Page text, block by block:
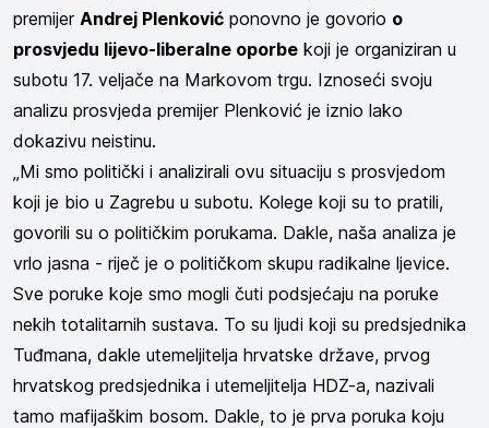
premijer Andrej Plenković ponovno je govorio o
prosvjedu lijevo-liberalne oporbe koji je organiziran u
subotu 17. veljače na Markovom trgu. Iznoseći svoju
analizu prosvjeda premijer Plenković je iznio lako
dokazivu neistinu.
„Mi smo politički i analizirali ovu situaciju s prosvjedom
koji je bio u Zagrebu u subotu. Kolege koji su to pratili,
govorili su o političkim porukama. Dakle, naša analiza je
vrlo jasna - riječ je o političkom skupu radikalne ljevice.
Sve poruke koje smo mogli čuti podsjećaju na poruke
nekih totalitarnih sustava. To su ljudi koji su predsjednika
Tuđmana, dakle utemeljitelja hrvatske države, prvog
hrvatskog predsjednika i utemeljitelja HDZ-a, nazivali
tamo mafijaškim bosom. Dakle, to je prva poruka koju